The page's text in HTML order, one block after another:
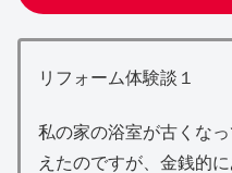
リフォーム体験談１
私の家の浴室が古くな
えたのですが、金銭的